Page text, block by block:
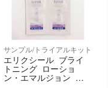
サンプル/トライアルキット
エリクシール ブライ
トニング ローショ
ン・エマルジョン サ